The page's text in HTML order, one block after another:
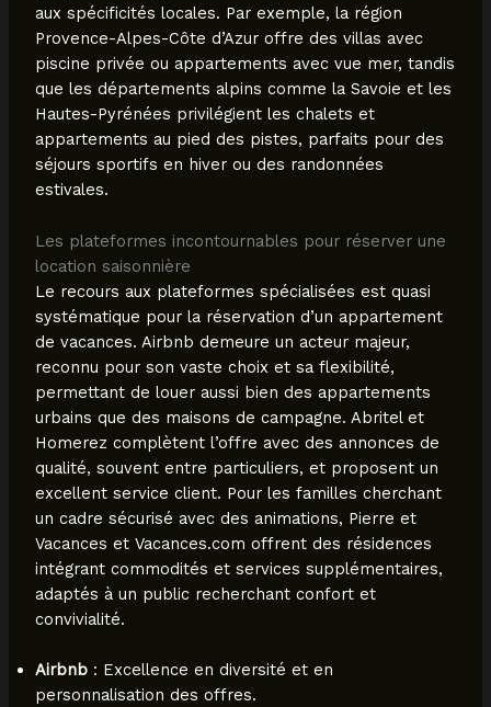
aux spécificités locales. Par exemple, la région
Provence-Alpes-Côte d’Azur offre des villas avec
piscine privée ou appartements avec vue mer, tandis
que les départements alpins comme la Savoie et les
Hautes-Pyrénées privilégient les chalets et
appartements au pied des pistes, parfaits pour des
séjours sportifs en hiver ou des randonnées
estivales.
Les plateformes incontournables pour réserver une
location saisonnière
Le recours aux plateformes spécialisées est quasi
systématique pour la réservation d’un appartement
de vacances. Airbnb demeure un acteur majeur,
reconnu pour son vaste choix et sa flexibilité,
permettant de louer aussi bien des appartements
urbains que des maisons de campagne. Abritel et
Homerez complètent l’offre avec des annonces de
qualité, souvent entre particuliers, et proposent un
excellent service client. Pour les familles cherchant
un cadre sécurisé avec des animations, Pierre et
Vacances et Vacances.com offrent des résidences
intégrant commodités et services supplémentaires,
adaptés à un public recherchant confort et
convivialité.
Airbnb: Excellence en diversité et en
personnalisation des offres.